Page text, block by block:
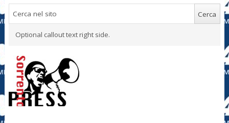
Optional callout text right side.